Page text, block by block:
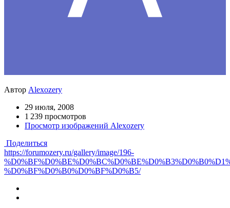
Автор Alexozery
29 июля, 2008
1 239 просмотров
Просмотр изображений Alexozery
Поделиться
https://forumozery.ru/gallery/image/196-
%D0%BF%D0%B0%D0%BF%D0%B5/